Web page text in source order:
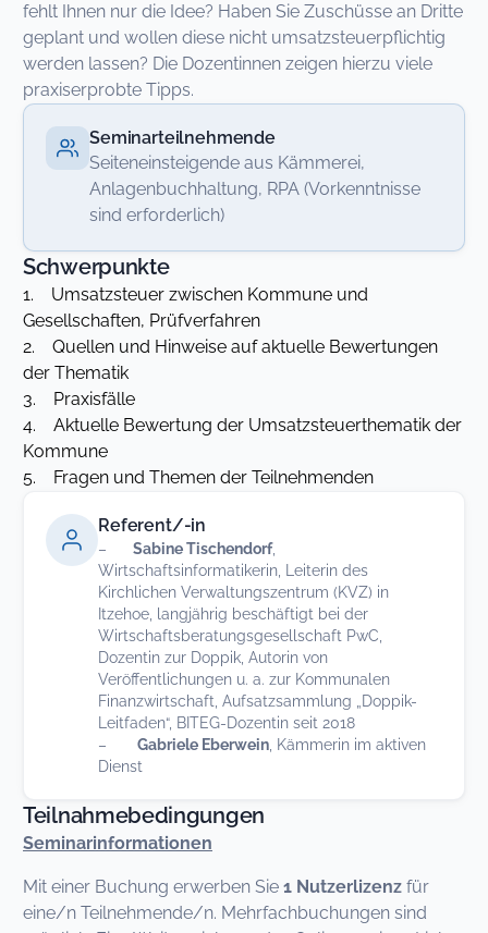
fehlt Ihnen nur die Idee? Haben Sie Zuschüsse an Dritte
geplant und wollen diese nicht umsatzsteuerpflichtig
werden lassen? Die Dozentinnen zeigen hierzu viele
praxiserprobte Tipps.
Seminarteilnehmende
Seiteneinsteigende aus Kämmerei,
Anlagenbuchhaltung, RPA (Vorkenntnisse
sind erforderlich)
Schwerpunkte
1. Umsatzsteuer zwischen Kommune und
Gesellschaften, Prüfverfahren
2. Quellen und Hinweise auf aktuelle Bewertungen
der Thematik
3. Praxisfälle
4. Aktuelle Bewertung der Umsatzsteuerthematik der
Kommune
5. Fragen und Themen der Teilnehmenden
Referent/-in
– Sabine Tischendorf,
Wirtschaftsinformatikerin, Leiterin des
Kirchlichen Verwaltungszentrum (KVZ) in
Itzehoe, langjährig beschäftigt bei der
Wirtschaftsberatungsgesellschaft PwC,
Dozentin zur Doppik, Autorin von
Veröffentlichungen u. a. zur Kommunalen
Finanzwirtschaft, Aufsatzsammlung „Doppik-
Leitfaden“, BITEG-Dozentin seit 2018
– Gabriele Eberwein , Kämmerin im aktiven
Dienst
Teilnahmebedingungen
Seminarinformationen
Mit einer Buchung erwerben Sie 1 Nutzerlizenz für
eine/n Teilnehmende/n. Mehrfachbuchungen sind